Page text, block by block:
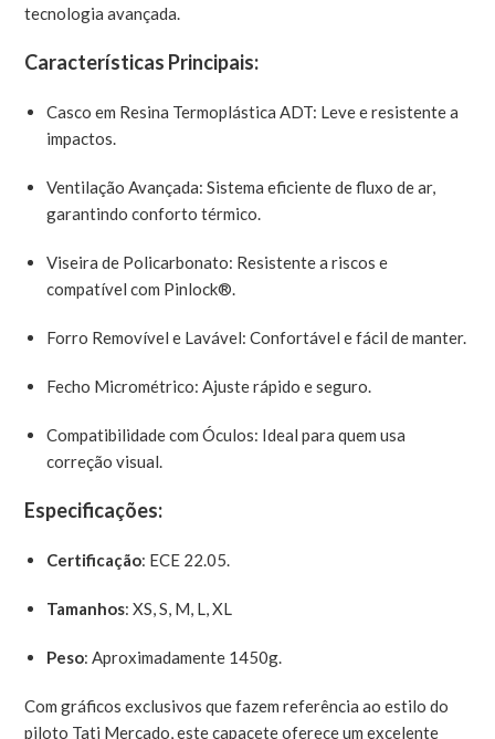
tecnologia avançada.
Características Principais:
Casco em Resina Termoplástica ADT: Leve e resistente a
impactos.
Ventilação Avançada: Sistema eficiente de fluxo de ar,
garantindo conforto térmico.
Viseira de Policarbonato: Resistente a riscos e
compatível com Pinlock®.
Forro Removível e Lavável: Confortável e fácil de manter.
Fecho Micrométrico: Ajuste rápido e seguro.
Compatibilidade com Óculos: Ideal para quem usa
correção visual.
Especificações:
Certificação: ECE 22.05.
Tamanhos: XS, S, M, L, XL
Peso: Aproximadamente 1450g.
Com gráficos exclusivos que fazem referência ao estilo do
piloto Tati Mercado, este capacete oferece um excelente